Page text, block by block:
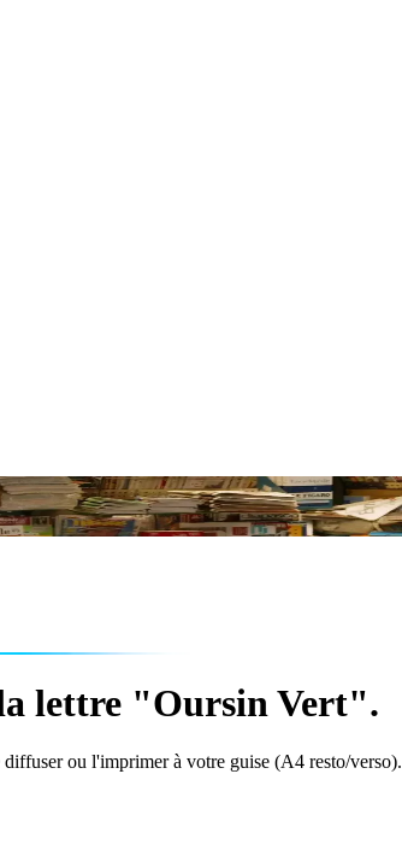
la lettre "Oursin Vert".
ou l'imprimer à votre guise (A4 resto/verso).